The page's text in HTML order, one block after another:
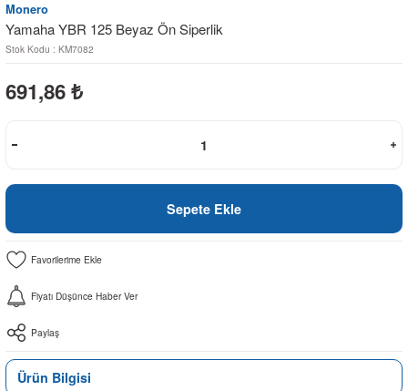
Monero
Yamaha YBR 125 Beyaz Ön Siperlik
Stok Kodu : KM7082
691,86 ₺
Sepete Ekle
Fiyatı Düşünce Haber Ver
Paylaş
Ürün Bilgisi